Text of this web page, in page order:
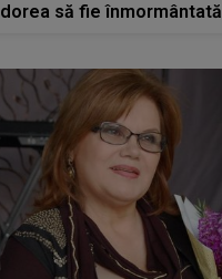
dorea să fie înmormântată